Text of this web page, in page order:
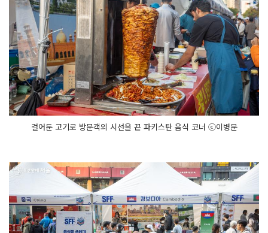
걸어둔 고기로 방문객의 시선을 끈 파키스탄 음식 코너 ⓒ이병문